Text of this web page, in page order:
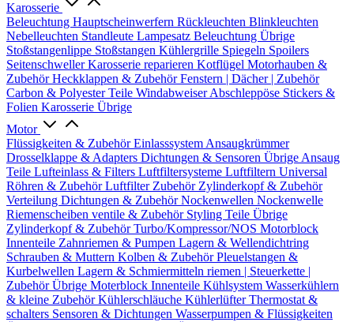
Karosserie
Beleuchtung Hauptscheinwerfern Rückleuchten Blinkleuchten
Nebelleuchten Standleute Lampesatz Beleuchtung Übrige
Stoßstangenlippe Stoßstangen Kühlergrille Spiegeln Spoilers
SeitenschwellerKarosserie reparieren Kotflügel Motorhauben &
ZubehörHeckklappen & ZubehörFenstern | Dächer | Zubehör
Carbon & Polyester Teile WindabweiserAbschleppöse Stickers &
Folien Karosserie Übrige
Motor
Flüssigkeiten & ZubehörEinlasssystem Ansaugkrümmer
Drosselklappe & Adapters Dichtungen & Sensoren Übrige Ansaug
Teile Lufteinlass & Filters Luftfiltersysteme Luftfiltern Universal
Röhren & ZubehörLuftfilter Zubehör Zylinderkopf & Zubehör
Verteilung Dichtungen & ZubehörNockenwellen Nockenwelle
Riemenscheiben ventile & Zubehör Styling Teile Übrige
Zylinderkopf & ZubehörTurbo/Kompressor/NOS Motorblock
Innenteile Zahnriemen & Pumpen Lagern & Wellendichtring
Schrauben & Muttern Kolben & ZubehörPleuelstangen &
Kurbelwellen Lagern & Schmiermitteln riemen | Steuerkette |
ZubehörÜbrige Moterblock Innenteile Kühlsystem Wasserkühlern
& kleine ZubehörKühlerschläuche KühlerlüfterThermostat &
schalters Sensoren & Dichtungen Wasserpumpen & Flüssigkeiten